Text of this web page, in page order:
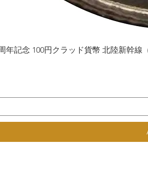
年記念 100円クラッド貨幣 北陸新幹線